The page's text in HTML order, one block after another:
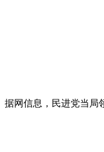
据网信息，民进党当局